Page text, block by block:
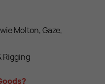
Molton, Gaze,
Rigging